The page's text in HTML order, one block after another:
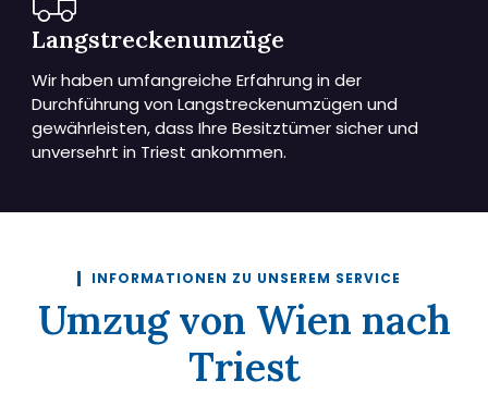
Langstreckenumzüge
Wir haben umfangreiche Erfahrung in der
Durchführung von Langstreckenumzügen und
gewährleisten, dass Ihre Besitztümer sicher und
unversehrt in Triest ankommen.
INFORMATIONEN ZU UNSEREM SERVICE
Umzug von Wien nach
Triest